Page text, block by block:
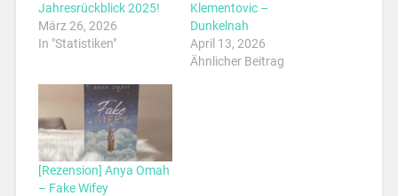
Jahresrückblick 2025!
März 26, 2026
In "Statistiken"
Klementovic –
Dunkelnah
April 13, 2026
Ähnlicher Beitrag
[Rezension] Anya Omah
– Fake Wifey